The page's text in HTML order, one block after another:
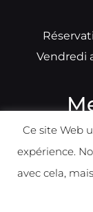
Vendredi
Ce site Web
expérience.
avec cela,